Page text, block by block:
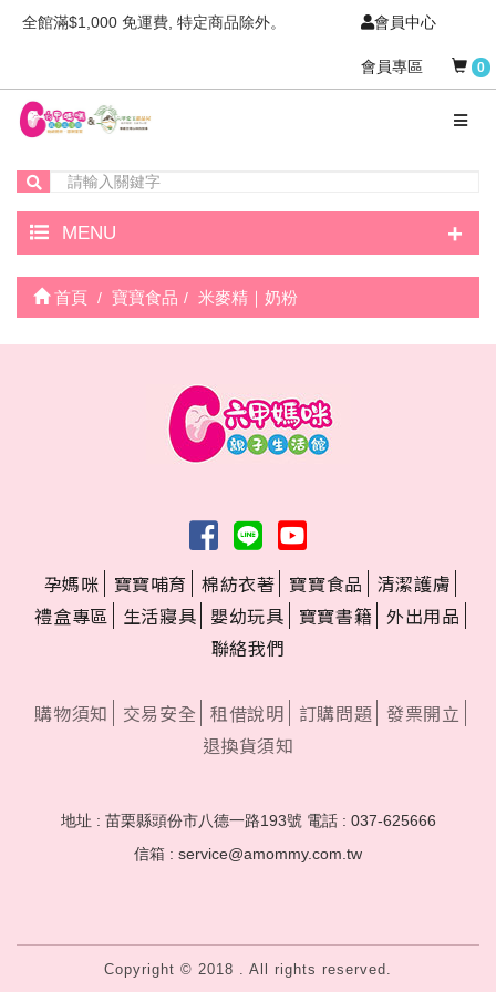
全館滿$1,000 免運費, 特定商品除外。 會員中心
會員專區 0
MENU +
首頁 寶寶食品 米麥精｜奶粉
孕媽咪 寶寶哺育 棉紡衣著 寶寶食品
清潔護膚
禮盒專區
生活寢具 嬰幼玩具 寶寶書籍 外出用品
聯絡我們
購物須知 交易安全 租借說明 訂購問題 發票開立
退換貨須知
地址 : 苗栗縣頭份市八德一路193號 電話 : 037-625666
信箱 : service@amommy.com.tw
Copyright © 2018 . All rights reserved.